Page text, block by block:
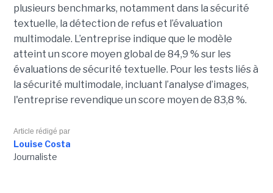
plusieurs benchmarks, notamment dans la sécurité
textuelle, la détection de refus et l’évaluation
multimodale. L’entreprise indique que le modèle
atteint un score moyen global de 84,9 % sur les
évaluations de sécurité textuelle. Pour les tests liés à
la sécurité multimodale, incluant l’analyse d’images,
l'entreprise revendique un score moyen de 83,8 %.
Article rédigé par
Louise Costa
Journaliste